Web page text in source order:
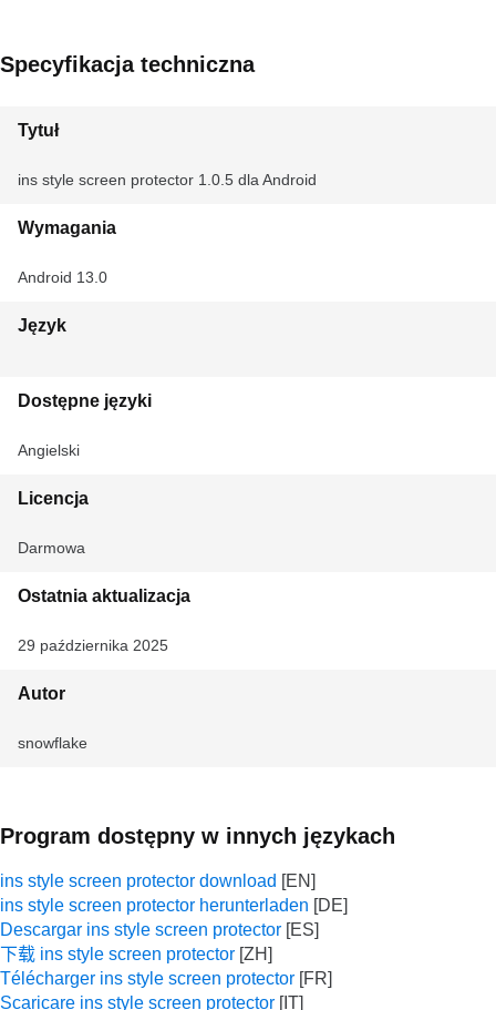
Specyfikacja techniczna
Tytuł
ins style screen protector 1.0.5 dla Android
Wymagania
Android 13.0
Język
Dostępne języki
Angielski
Licencja
Darmowa
Ostatnia aktualizacja
29 października 2025
Autor
snowflake
Program dostępny w innych językach
ins style screen protector download
ins style screen protector herunterladen
Descargar ins style screen protector
下载 ins style screen protector
Télécharger ins style screen protector
Scaricare ins style screen protector